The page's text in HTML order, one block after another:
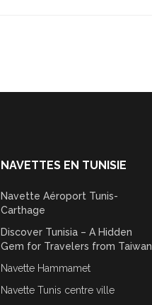
NAVETTES EN TUNISIE
Navette Aéroport Tunis-
Carthage
Discover Tunisia – A Hidden
Gem for Travelers from Taiwan
Navette Hammamet
Navette Tunis centre ville